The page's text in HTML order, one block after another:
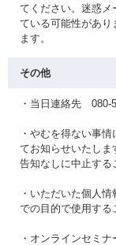
てください。迷惑メ
ている可能性があり
ます。
その他
・当日連絡先 080-
・やむを得ない事
てお知らせいたしま
告知なしに中止する
・いただいた個人
での目的で使用する
・オンラインセミ